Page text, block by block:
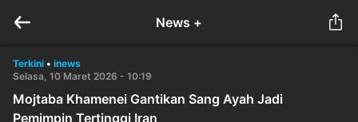
News +
Terkini • inews
Selasa, 10 Maret 2026 - 10:19
Mojtaba Khamenei Gantikan Sang Ayah Jadi
Pemimpin Tertinggi Iran